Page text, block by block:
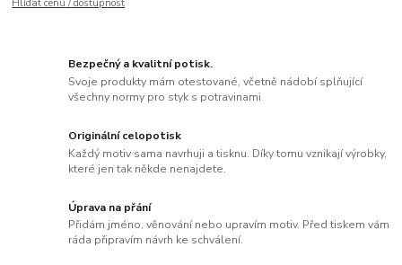
Hlídat cenu / dostupnost
Bezpečný a kvalitní potisk.
Svoje produkty mám otestované, včetně nádobí splňující
všechny normy pro styk s potravinami
Originální celopotisk
Každý motiv sama navrhuji a tisknu. Díky tomu vznikají výrobky,
které jen tak někde nenajdete.
Úprava na přání
Přidám jméno, věnování nebo upravím motiv. Před tiskem vám
ráda připravím návrh ke schválení.